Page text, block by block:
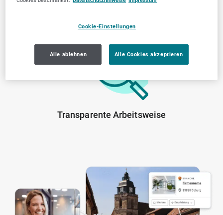
geprüfte Anbieter
Transparente Arbeitsweise
Cookie-Einstellungen
Alle ablehnen Alle Cookies akzeptieren